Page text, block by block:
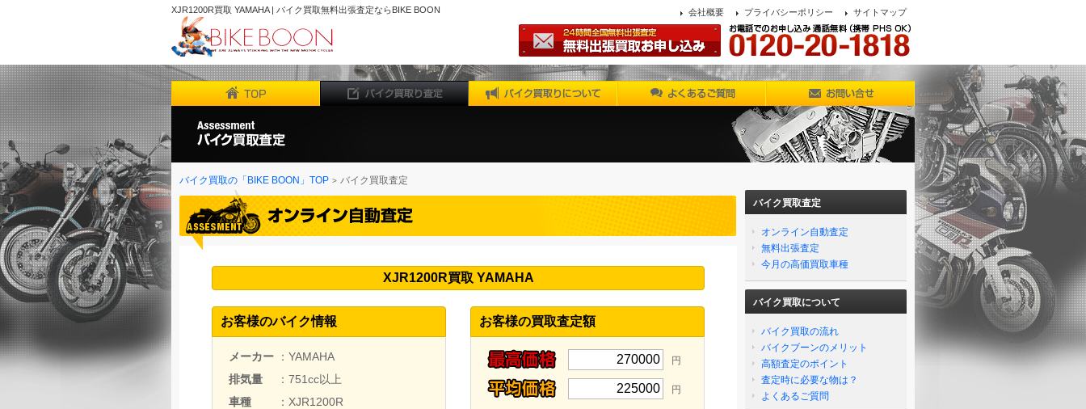
XJR1200R買取 YAMAHA | バイク買取無料出張査定ならBIKE BOON サイトマップ
プライバシーポリシー
会社概要
バイク買取の「BIKE BOON」TOP
バイク買取査定
バイク買取査定
オンライン自動査定
無料出張査定
今月の高価買取車種
バイク買取について
バイク買取の流れ
バイクブーンのメリット
高額査定のポイント
査定時に必要な物は？
よくあるご質問
XJR1200R買取 YAMAHA
お客様のバイク情報
メーカー
：YAMAHA
排気量
：751cc以上
車種
：XJR1200R
お客様の買取査定額
270000 円
225000 円